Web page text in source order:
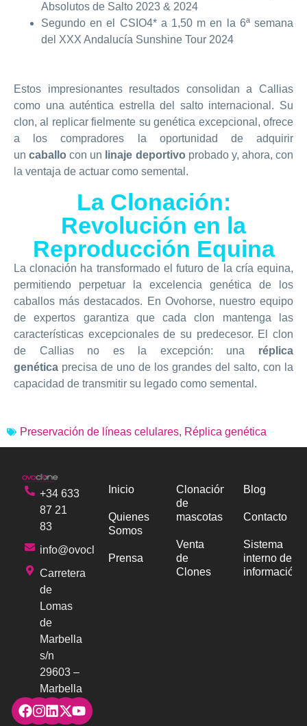
Absolutos de Salto 2023 & 2024
Segundo en el CSIO4* a 1,50 m en la 6ª semana
del XXX Andalucía Sunshine Tour 2024
Estos impresionantes resultados consolidan a Callias
como una auténtica estrella del salto internacional. Su
clon, al replicar fielmente su genética excepcional, ofrece
a los compradores la oportunidad de adquirir
uncaballo con un linaje deportivo probado y, ahora, con
la ventaja de actuar como semental.
La Clonación:
Revolución en la
Reproducción Equina
La clonación ha transformado el futuro de la cría equina,
permitiendo perpetuar la excelencia genética de los
caballos más destacados. En Ovohorse, nuestro equipo
de expertos garantiza que cada clon mantenga las
características excepcionales de su predecesor. El clon
de Callias no es la excepción: una réplica
genética precisa de uno de los grandes del salto, con la
capacidad de transmitir su legado como semental.
Preservación de líneas celulares, Réplica genética
+34 633
87 21
83
info@ovoclone.com
Carretera
de
Lomas
de
Marbella
s/n
29603 –
Marbella
Inicio
Quienes
Somos
Prensa
Clonación
de
mascotas
Venta
de
Clones
Blog
Contacto
Sistema
interno de
información